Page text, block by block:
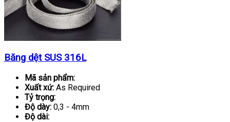
Băng dệt SUS 316L
Mã sản phẩm:
Xuất xứ: As Required
Tỷ trọng:
Độ dày: 0,3 - 4mm
Độ dài: